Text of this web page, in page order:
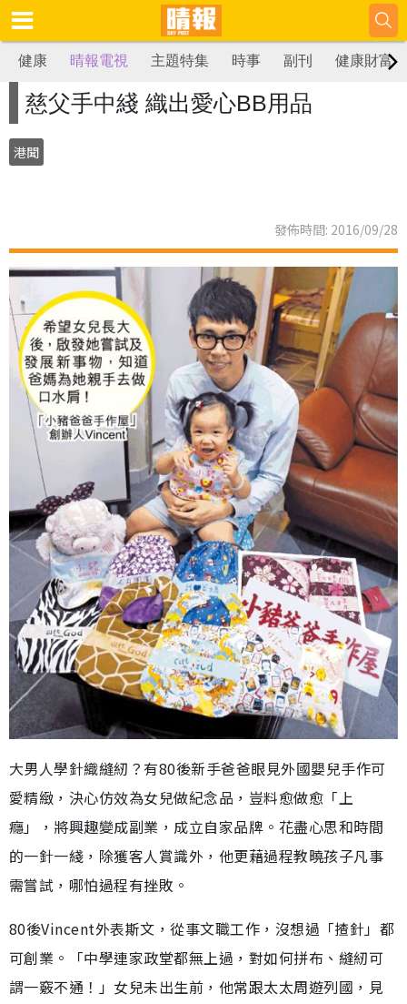
健康 晴報電視 主題特集 時事 副刊 健康財富
慈父手中綫 織出愛心BB用品
港聞
發佈時間: 2016/09/28
大男人學針織縫紉？有80後新手爸爸眼見外國嬰兒手作可
愛精緻，決心仿效為女兒做紀念品，豈料愈做愈「上
癮」，將興趣變成副業，成立自家品牌。花盡心思和時間
的一針一綫，除獲客人賞識外，他更藉過程教曉孩子凡事
需嘗試，哪怕過程有挫敗。
80後Vincent外表斯文，從事文職工作，沒想過「揸針」都
可創業。「中學連家政堂都無上過，對如何拼布、縫紉可
謂一竅不通！」女兒未出生前，他常跟太太周遊列國，見